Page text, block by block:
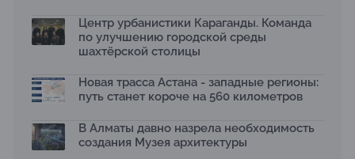
темой новой выставки в «Целинном»
13.07.2026
Қазақстан»: воспитанники подарили вторую жизнь
отходам
08.07.2026
Ко Дню столицы в Нуре благоустроили шесть
общественных пространств
06.07.2026
Центр урбанистики Караганды. Команда
по улучшению городской среды
шахтёрской столицы
Новая трасса Астана - западные регионы:
путь станет короче на 560 километров
В Алматы давно назрела необходимость
создания Музея архитектуры